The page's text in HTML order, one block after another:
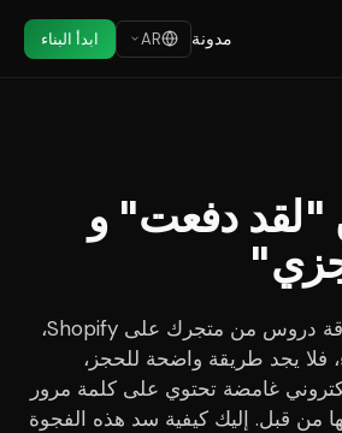
مدونة AR ابدأ البناء
"لقد دفعت" و
يشتري أحد العملاء باقة دروس من متجرك على Shopify،
فلا يجد طريقة واضحة للحجز،
غامضة تحتوي على كلمة مرور
من قبل. إليك كيفية سد هذه الفجوة